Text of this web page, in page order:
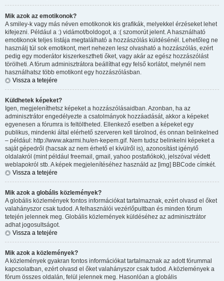
Mik azok az emotikonok?
A smiley-k vagy más néven emotikonok kis grafikák, melyekkel érzéseket lehet
kifejezni. Például a :) vidámot/boldogot, a :( szomorút jelent. A használható
emotikonok teljes listája megtalálható a hozzászólás küldésénél. Lehetőleg ne
használj túl sok emotikont, mert nehezen lesz olvasható a hozzászólás, ezért
pedig egy moderátor kiszerkesztheti őket, vagy akár az egész hozzászólást
törölheti. A fórum adminisztrátora beállíthat egy felső korlátot, melynél nem
használhatsz több emotikont egy hozzászólásban.
Vissza a tetejére
Küldhetek képeket?
Igen, megjeleníthetsz képeket a hozzászólásaidban. Azonban, ha az
adminisztrátor engedélyezte a csatolmányok hozzáadását, akkor a képeket
egyenesen a fórumra is feltöltheted. Ellenkező esetben a képeket egy
publikus, mindenki által elérhető szerveren kell tárolnod, és onnan belinkelned
– például: http://www.akarmi.hu/en-kepem.gif. Nem tudsz belinkelni képeket a
saját gépedről (hacsak az nem érhető el kívülről is), azonosítást igénylő
oldalakról (mint például freemail, gmail, yahoo postafiókok), jelszóval védett
weblapokról stb. A képek megjelenítéséhez használd az [img] BBCode címkét.
Vissza a tetejére
Mik azok a globális közlemények?
A globális közlemények fontos információkat tartalmaznak, ezért olvasd el őket
valahányszor csak tudod. A felhasználói vezérlőpultban és minden fórum
tetején jelennek meg. Globális közlemények küldéséhez az adminisztrátor
adhat jogosultságot.
Vissza a tetejére
Mik azok a közlemények?
A közlemények gyakran fontos információkat tartalmaznak az adott fórummal
kapcsolatban, ezért olvasd el őket valahányszor csak tudod. A közlemények a
fórum összes oldalán, felül jelennek meg. Hasonlóan a globális